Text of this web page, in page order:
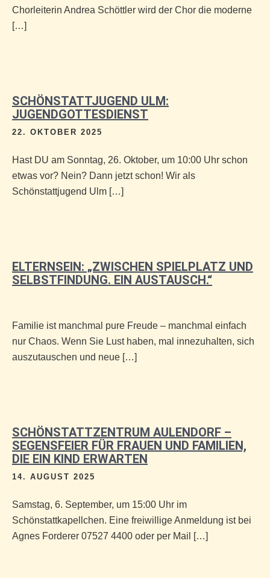
Chorleiterin Andrea Schöttler wird der Chor die moderne
[…]
SCHÖNSTATTJUGEND ULM:
JUGENDGOTTESDIENST
22. OKTOBER 2025
Hast DU am Sonntag, 26. Oktober, um 10:00 Uhr schon
etwas vor? Nein? Dann jetzt schon! Wir als
Schönstattjugend Ulm […]
ELTERNSEIN: „ZWISCHEN SPIELPLATZ UND
SELBSTFINDUNG. EIN AUSTAUSCH.“
Familie ist manchmal pure Freude – manchmal einfach
nur Chaos. Wenn Sie Lust haben, mal innezuhalten, sich
auszutauschen und neue […]
SCHÖNSTATTZENTRUM AULENDORF –
SEGENSFEIER FÜR FRAUEN UND FAMILIEN,
DIE EIN KIND ERWARTEN
14. AUGUST 2025
Samstag, 6. September, um 15:00 Uhr im
Schönstattkapellchen. Eine freiwillige Anmeldung ist bei
Agnes Forderer 07527 4400 oder per Mail […]